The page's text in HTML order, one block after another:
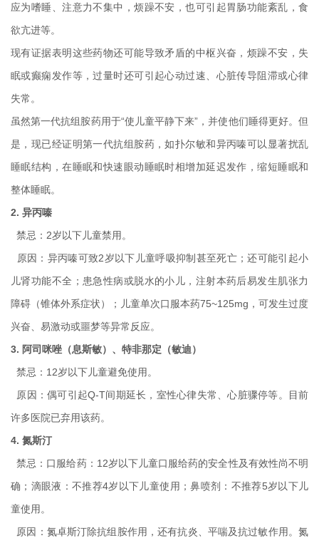
应为嗜睡、注意力不集中，烦躁不安，也可引起胃肠功能紊乱，食
欲亢进等。
现有证据表明这些药物还可能导致矛盾的中枢兴奋，烦躁不安，失
眠或癫痫发作等，过量时还可引起心动过速、心脏传导阻滞或心律
失常。
虽然第一代抗组胺药用于“使儿童平静下来”，并使他们睡得更好。但
是，现已经证明第一代抗组胺药，如扑尔敏和异丙嗪可以显著扰乱
睡眠结构，在睡眠和快速眼动睡眠时相增加延迟发作，缩短睡眠和
整体睡眠。
2. 异丙嗪
禁忌：2岁以下儿童禁用。
原因：异丙嗪可致2岁以下儿童呼吸抑制甚至死亡；还可能引起小
儿肾功能不全；患急性病或脱水的小儿，注射本药后易发生肌张力
障碍（锥体外系症状）；儿童单次口服本药75~125mg，可发生过度
兴奋、易激动或噩梦等异常反应。
3. 阿司咪唑（息斯敏）、特非那定（敏迪）
禁忌：12岁以下儿童避免使用。
原因：偶可引起Q-T间期延长，室性心律失常、心脏骤停等。目前
许多医院已弃用该药。
4. 氮斯汀
禁忌：口服给药：12岁以下儿童口服给药的安全性及有效性尚不明
确；滴眼液：不推荐4岁以下儿童使用；鼻喷剂：不推荐5岁以下儿
童使用。
原因：氮卓斯汀除抗组胺作用，还有抗炎、平喘及抗过敏作用。氮